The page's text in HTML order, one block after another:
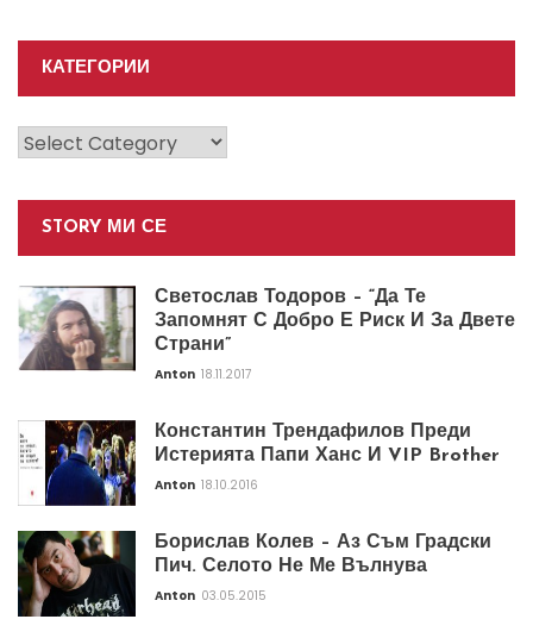
КАТЕГОРИИ
Категории
STORY МИ СЕ
Светослав Тодоров – “Да Те
Запомнят С Добро Е Риск И За Двете
Страни”
Anton 18.11.2017
Константин Трендафилов Преди
Истерията Папи Ханс И VIP Brother
Anton 18.10.2016
Борислав Колев – Аз Съм Градски
Пич. Селото Не Ме Вълнува
Anton 03.05.2015